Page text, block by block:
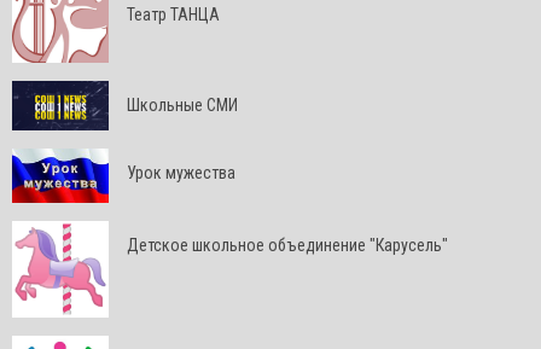
Театр ТАНЦА
Школьные СМИ
Урок мужества
Детское школьное объединение "Карусель"